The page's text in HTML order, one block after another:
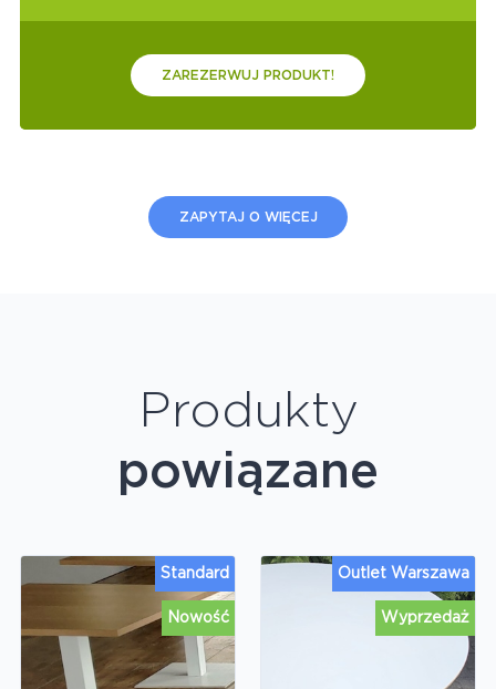
ZAREZERWUJ PRODUKT!
ZAPYTAJ O WIĘCEJ
Produkty
powiązane
Nowość
Standard
Wyprzedaż
Outlet Warszawa